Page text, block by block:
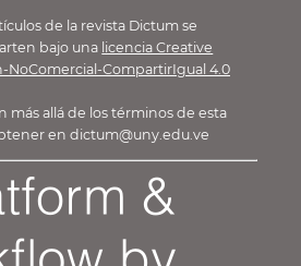
de la revista Dictum se
bajo una licencia Creative
NoComercial-CompartirIgual 4.0
más allá de los términos de esta
en dictum@uny.edu.ve